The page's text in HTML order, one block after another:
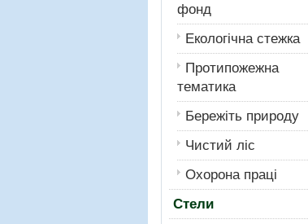
фонд
Екологiчна стежка
Протипожежна
тематика
Бережiть природу
Чистий лiс
Охорона працi
Стели